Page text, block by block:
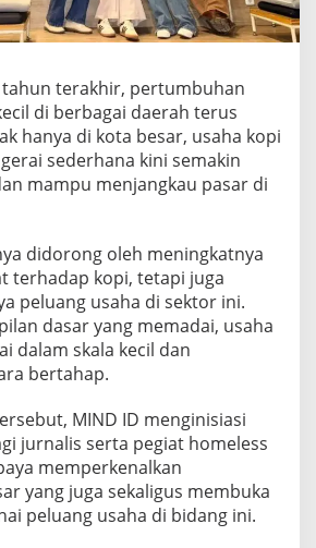
r
n
a
i
s
,
U
b
a
n
k
m
a
t
J
d
i
P
e
n
g
terakhir, pertumbuhan
di berbagai daerah terus
hanya di kota besar, usaha kopi
sederhana kini semakin
mampu menjangkau pasar di
didorong oleh meningkatnya
terhadap kopi, tetapi juga
peluang usaha di sektor ini.
dasar yang memadai, usaha
dalam skala kecil dan
bertahap.
MIND ID menginisiasi
jurnalis serta pegiat homeless
memperkenalkan
yang juga sekaligus membuka
peluang usaha di bidang ini.